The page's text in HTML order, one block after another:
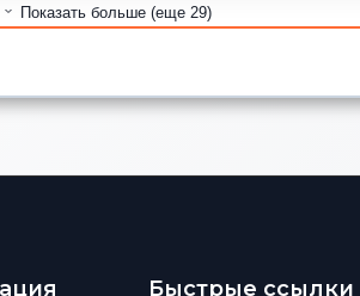
Показать больше (еще 29)
Быстрые ссылки